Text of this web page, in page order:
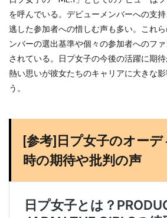
を呼んでいる。デビューメンバーへの支
逃した参加者への惜しむ声も多い。これ
ンバーの選出基準や個々の参加者へのフ
されている。日プ女子の今後の活躍に期
熱い思いが彼女たちのキャリアに大きな
う。
[参考]日プ女子のオー
時の期待や批判の声